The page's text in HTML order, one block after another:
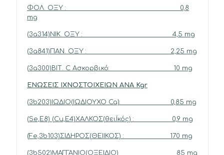
ΦΟΛ. ΟΞΥ : 0,8
mg
(3a314)ΝΙΚ. ΟΞΥ : 4,5 mg
(3a841)ΠΑΝ. ΟΞΥ : 2,25 mg
(3a300)ΒΙΤ. C Ασκορβικό: 10 mg
ΕΝΩΣΕΙΣ ΙΧΝΟΣΤΟΙΧΕΙΩΝ ΑΝΑ Kgr
(3b203)ΙΩΔΙΟ(ΙΩΔΙΟΥΧΟ Ca): 0,85 mg
(Se,E8) (Cu,E4)ΧΑΛΚΟΣ(θειΪκός) : 0,9 mg
(Fe,3b103)ΣΙΔΗΡΟΣ(ΘΕΙΙΚΟΣ) : 170 mg
(3b502)ΜΑΓΓΑΝΙΟ(ΟΞΕΙΔΙΟ) 85 mg